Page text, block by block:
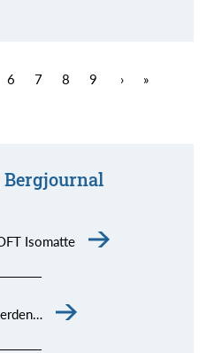
6 7 8 9 › »
Bergjournal
Isomatte